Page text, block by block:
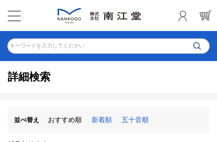
キーワードを入力してください
詳細検索
並べ替え おすすめ順 新着順 五十音順